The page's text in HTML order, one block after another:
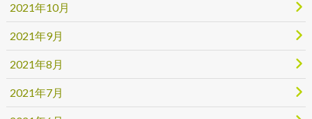
2021年10月
2021年9月
2021年8月
2021年7月